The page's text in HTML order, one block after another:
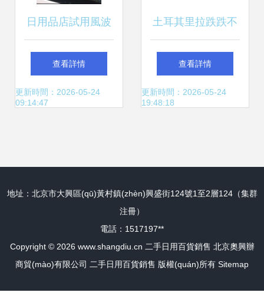
日用品店試用風波
警惕試購間隙的財
物安全
查看詳情
更新時間：2026-05-24
09:14:47
土耳其里拉跌跌不
休下的民生圖景 生
活日用品價格攀升
查看詳情
更新時間：2026-05-24
19:48:18
地址：北京市大興區(qū)黃村鎮(zhèn)興盛街124號1至2層124（集群
注冊）
電話：1517197**
Copyright © 2026 www.shangdiu.cn 二手日用百貨銷售 北京奧興辦
商貿(mào)有限公司 二手日用百貨銷售 版權(quán)所有 Sitemap